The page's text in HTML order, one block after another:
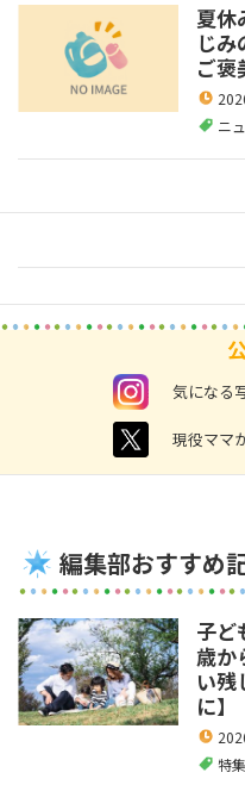
夏休
じ
ご
ニ
instagram 気になる
twitter 現役ママ
編集部おすすめ
子ど
歳か
い残
に】
特